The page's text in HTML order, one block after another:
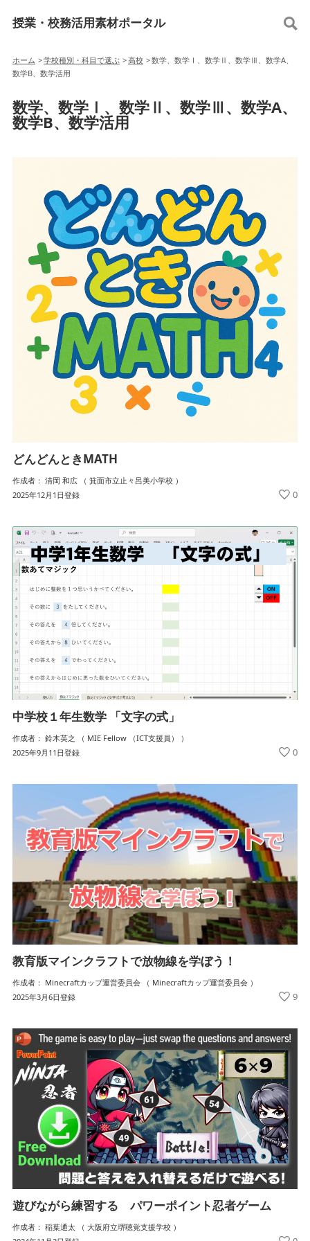
授業・校務活用素材ポータル
ホーム >学校種別・科目で選ぶ >高校 >数学、数学Ⅰ、数学Ⅱ、数学Ⅲ、数学A、
数学B、数学活用
数学、数学Ⅰ、数学Ⅱ、数学Ⅲ、数学A、
数学B、数学活用
どんどんときMATH
作成者： 清岡 和広 （ 箕面市立止々呂美小学校 ）
2025年12月1日登録
0
中学校１年生数学 「文字の式」
作成者： 鈴木英之 （ MIE Fellow （ICT支援員） ）
2025年9月11日登録
0
教育版マインクラフトで放物線を学ぼう！
作成者： Minecraftカップ運営委員会 （ Minecraftカップ運営委員会 ）
2025年3月6日登録
9
遊びながら練習する パワーポイント忍者ゲーム
作成者： 稲葉通太 （ 大阪府立堺聴覚支援学校 ）